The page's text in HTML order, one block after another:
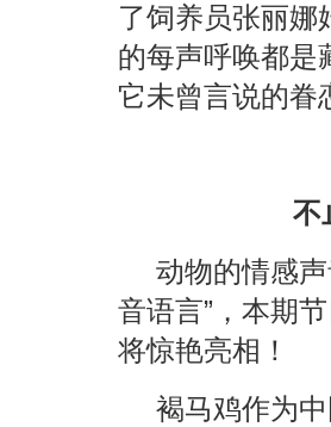
了饲养员张丽娜
的每声呼唤都是
它未曾言说的眷
不
动物的情感
音语言”，本期
将惊艳亮相！
褐马鸡作为